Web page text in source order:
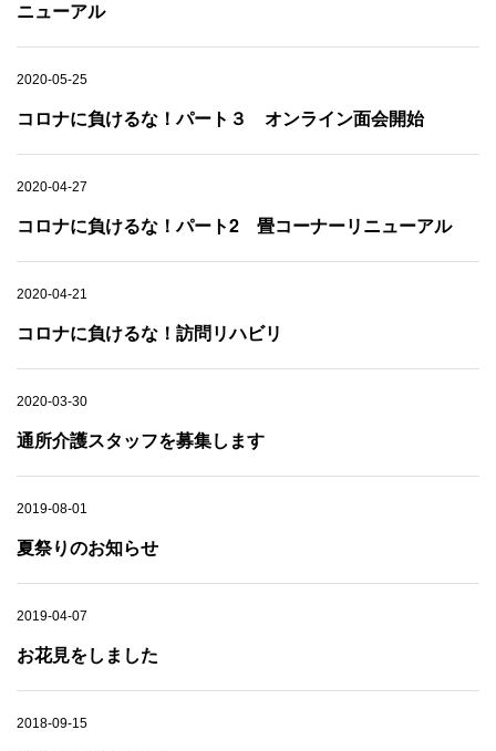
ニューアル
2020-05-25
コロナに負けるな！パート３ オンライン面会開始
2020-04-27
コロナに負けるな！パート2 畳コーナーリニューアル
2020-04-21
コロナに負けるな！訪問リハビリ
2020-03-30
通所介護スタッフを募集します
2019-08-01
夏祭りのお知らせ
2019-04-07
お花見をしました
2018-09-15